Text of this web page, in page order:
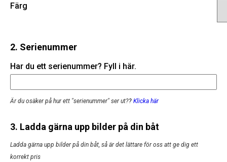
Färg
2. Serienummer
Har du ett serienummer? Fyll i här.
Är du osäker på hur ett "serienummer" ser ut?? Klicka här
3. Ladda gärna upp bilder på din båt
Ladda gärna upp bilder på din båt, så är det lättare för oss att ge dig ett
korrekt pris